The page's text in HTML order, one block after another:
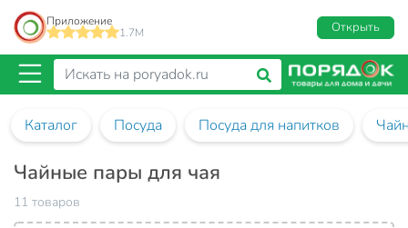
Приложение
1.7M
Открыть
Каталог Посуда Посуда для напитков
Чайные пары для чая
11 товаров